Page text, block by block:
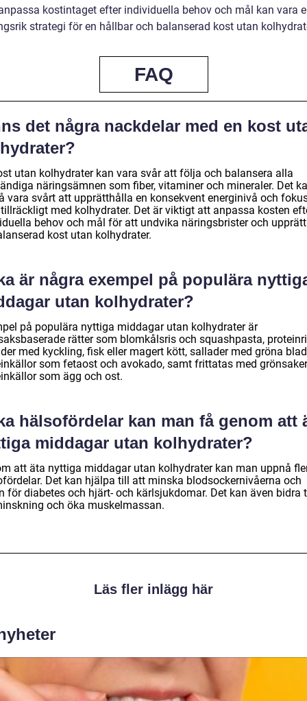
kostintaget efter individuella behov och mål kan vara
strategi för en hållbar och balanserad kost utan
FAQ
det några nackdelar med en kost
utan kolhydrater kan vara svår att följa och balansera alla
näringsämnen som fiber, vitaminer och mineraler. Det
vara svårt att upprätthålla en konsekvent energinivå och
med kolhydrater. Det är viktigt att anpassa kosten
behov och mål för att undvika näringsbrister och
kost utan kolhydrater.
är några exempel på populära
utan kolhydrater?
på populära nyttiga middagar utan kolhydrater är
rätter som blomkålsris och squashpasta,
med kyckling, fisk eller magert kött, sallader med gröna
som fetaost och avokado, samt frittatas med
som ägg och ost.
hälsofördelar kan man få genom att
middagar utan kolhydrater?
att äta nyttiga middagar utan kolhydrater kan man uppnå
Det kan hjälpa till att minska blodsockernivåerna och
för diabetes och hjärt- och kärlsjukdomar. Det kan även bidra
och öka muskelmassan.
Läs fler inlägg här